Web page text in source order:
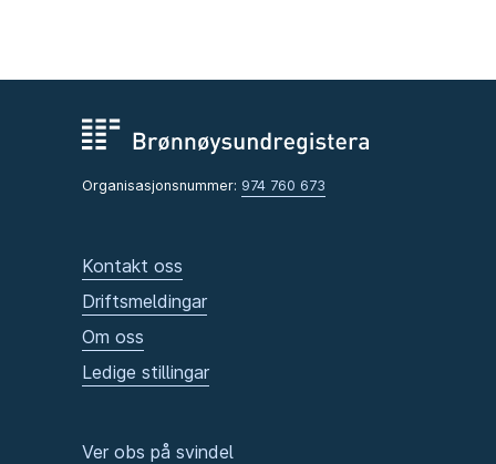
Organisasjonsnummer: 974 760 673
Kontakt oss
Driftsmeldingar
Om oss
Ledige stillingar
Ver obs på svindel